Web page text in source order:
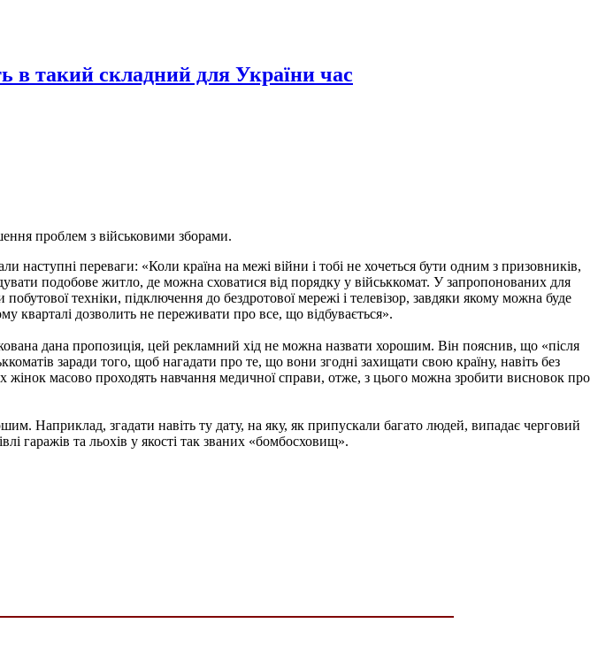
в такий складний для України час
проблем з військовими зборами.
наступні переваги: «Коли країна на межі війни і тобі не хочеться бути одним з призовників,
подобове житло, де можна сховатися від порядку у військкомат. У запропонованих для
техніки, підключення до бездротової мережі і телевізор, завдяки якому можна буде
кварталі дозволить не переживати про все, що відбувається».
дана пропозиція, цей рекламний хід не можна назвати хорошим. Він пояснив, що «після
заради того, щоб нагадати про те, що вони згодні захищати свою країну, навіть без
жінок масово проходять навчання медичної справи, отже, з цього можна зробити висновок про
Наприклад, згадати навіть ту дату, на яку, як припускали багато людей, випадає черговий
гаражів та льохів у якості так званих «бомбосховищ».